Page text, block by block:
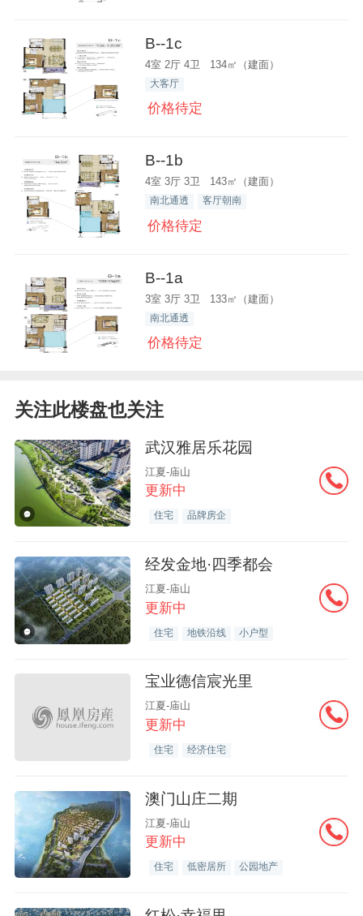
B--1c
4室 2厅 4卫 134㎡（建面）
大客厅
价格待定
B--1b
4室 3厅 3卫 143㎡（建面）
南北通透 客厅朝南
价格待定
B--1a
3室 3厅 3卫 133㎡（建面）
南北通透
价格待定
关注此楼盘也关注
武汉雅居乐花园
江夏-庙山
更新中
住宅 品牌房企
经发金地·四季都会
江夏-庙山
更新中
住宅 地铁沿线 小户型
宝业德信宸光里
江夏-庙山
更新中
住宅 经济住宅
澳门山庄二期
江夏-庙山
更新中
住宅 低密居所 公园地产